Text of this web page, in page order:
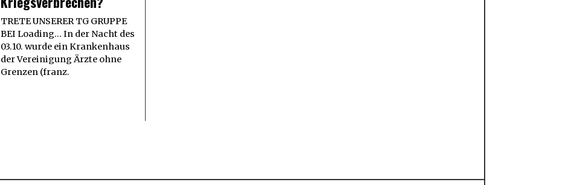
TRETE UNSERER TG GRUPPE
BEI Loading... In der Nacht des
03.10. wurde ein Krankenhaus
der Vereinigung Ärzte ohne
Grenzen (franz.